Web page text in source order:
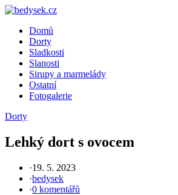
Skip
contentDomů
Dorty
Sladkosti
Slanosti
Sirupy a marmelády
Ostatní
Fotogalerie
Dorty
Lehký dort s ovocem
·19. 5. 2023
·bedysek
·0 komentářů